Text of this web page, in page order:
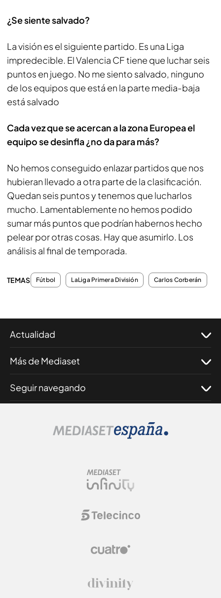
¿Se siente salvado?
La visión es el siguiente partido. Es una Liga
impredecible. El Valencia CF tiene que luchar seis
puntos en juego. No me siento salvado, ninguno
de los equipos que está en la parte media-baja
está salvado
Cada vez que se acercan a la zona Europea el
equipo se desinfla ¿no da para más?
No hemos conseguido enlazar partidos que nos
hubieran llevado a otra parte de la clasificación.
Quedan seis puntos y tenemos que lucharlos
mucho. Lamentablemente no hemos podido
sumar más puntos que podrían habernos hecho
pelear por otras cosas. Hay que asumirlo. Los
análisis al final de temporada.
TEMAS Fútbol LaLiga Primera División Carlos Corberán
Actualidad
Más de Mediaset
Seguir navegando